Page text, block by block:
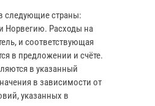
следующие страны:
Норвегию. Расходы на
и соответствующая
в предложении и счёте.
в указанный
в зависимости от
указанных в